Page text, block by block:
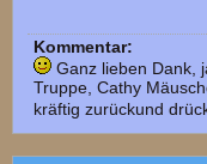
Kommentar:
Ganz lieben Dank,
Truppe, Cathy
kräftig zurückund